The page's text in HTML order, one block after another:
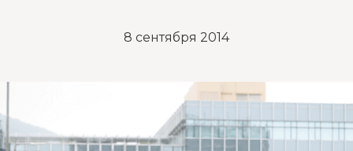
8 сентября 2014